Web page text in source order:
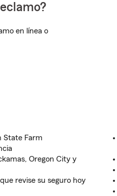
en línea o
State Farm
Oregon City y
revise su seguro hoy